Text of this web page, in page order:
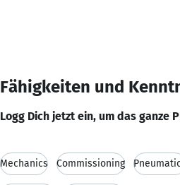
Fähigkeiten und
Logg Dich jetzt ein, um das ganze
Mechanics Commissioning